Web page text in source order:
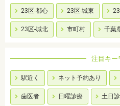
23区-都心 23区-城東
23区-城北 市町村 千葉
注目キー
駅近く ネット予約あり
歯医者 日曜診療 土日